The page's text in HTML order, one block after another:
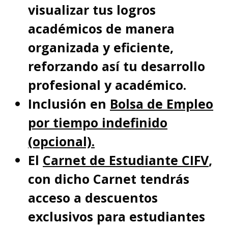
visualizar tus logros
académicos de manera
organizada y eficiente,
reforzando así tu desarrollo
profesional y académico.
Inclusión en Bolsa de Empleo
por tiempo indefinido
(opcional).
El Carnet de Estudiante CIFV,
con dicho Carnet tendrás
acceso a descuentos
exclusivos para estudiantes